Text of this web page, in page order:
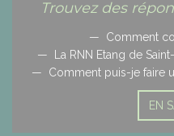
Trouvez des
Comment
La RNN Etang de
Comment puis-je faire
EN